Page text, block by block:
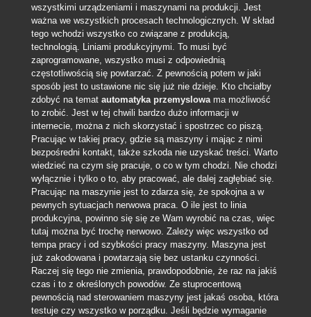
wszystkimi urządzeniami i maszynami na produkcji. Jest
ważna we wszystkich procesach technologicznych. W skład
tego wchodzi wszystko co związane z produkcją,
technologią. Liniami produkcyjnymi. To musi być
zaprogramowane, wszystko musi z odpowiednią
częstotliwością się powtarzać. Z pewnością potem w jaki
sposób jest to ustawione nic się już nie dzieje. Kto chciałby
zdobyć na temat automatyka przemyslowama możliwość
to zrobić. Jest w tej chwili bardzo dużo informacji w
internecie, można z nich skorzystać i spostrzec co piszą.
Pracując w takiej pracy, gdzie są maszyny i mając z nimi
bezpośredni kontakt, także szkoda nie uzyskać treści. Warto
wiedzieć na czym się pracuje, o co w tym chodzi. Nie chodzi
wyłącznie i tylko o to, aby pracować, ale dalej zagłębiać się.
Pracując na maszynie jest to zdarza się, że spokojna a w
pewnych sytuacjach nerwowa praca. O ile jest to linia
produkcyjna, powinno się się ze Wam wyrobić na czas, więc
tutaj można być trochę nerwowo. Zależy więc wszystko od
tempa pracy i od szybkości pracy maszyny. Maszyna jest
już zakodowana i powtarzają się bez ustanku czynności.
Raczej się tego nie zmienia, prawdopodobnie, że raz na jakiś
czas i to z określonych powodów. Ze stuprocentową
pewnością nad sterowaniem maszyny jest jakaś osoba, która
testuje czy wszystko w porządku. Jeśli będzie wymaganie